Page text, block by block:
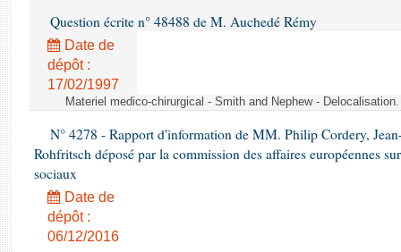
Question écrite n° 48488 de M. Auchedé Rémy
Date de
dépôt :
17/02/1997
Materiel medico-chirurgical - Smith and Nephew -
N° 4278 - Rapport d'information de MM. Philip Cordery,
Rohfritsch déposé par la commission des affaires européennes
sociaux
Date de
dépôt :
06/12/2016